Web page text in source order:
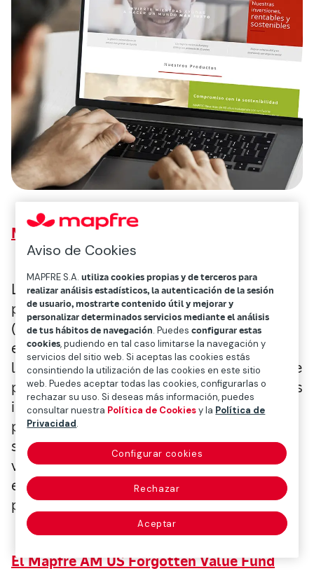
Mapfre AM lanza nueva web
La gestora de activos de Mapfre ha
presentado una nueva página web
( www.mapfream.com), que centrará los
esfuerzos en visibilizar su compromiso con
las finanzas sostenibles. Servirá de tarjeta de
presentación para los partícipes, potenciales
inversores y público en general interesado
por la actualidad financiera y la información
sobre gestión de activos. Se incluirá, a su
vez, toda la información sobre las
estrategias de la gestora así como de los
productos principales.
El Mapfre AM US Forgotten Value Fund
Aviso de Cookies
MAPFRE S.A.utiliza cookies propias y de terceros para
realizar análisis estadísticos, la autenticación de la sesión
de usuario, mostrarte contenido útil y mejorar y
personalizar determinados servicios mediante el análisis
de tus hábitos de navegación. Puedesconfigurar estas
cookies, pudiendo en tal caso limitarse la navegación y
servicios del sitio web. Si aceptas las cookies estás
consintiendo la utilización de las cookies en este sitio
web. Puedes aceptar todas las cookies, configurarlas o
rechazar su uso. Si deseas más información, puedes
consultar nuestra Política de Cookiesy la Política de
Privacidad.
Configurar cookies
Rechazar
Aceptar